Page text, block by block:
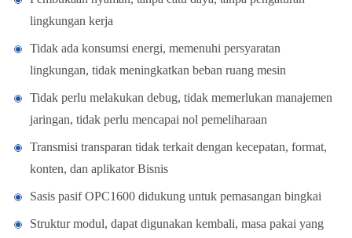
lingkungan kerja
Tidak ada konsumsi energi, memenuhi persyaratan
lingkungan, tidak meningkatkan beban ruang mesin
Tidak perlu melakukan debug, tidak memerlukan manajemen
jaringan, tidak perlu mencapai nol pemeliharaan
Transmisi transparan tidak terkait dengan kecepatan, format,
konten, dan aplikator Bisnis
Sasis pasif OPC1600 didukung untuk pemasangan bingkai
Struktur modul, dapat digunakan kembali, masa pakai yang